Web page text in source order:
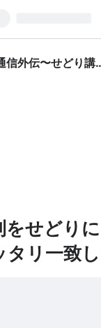
信外伝〜せどり講
をせどり
リ一致